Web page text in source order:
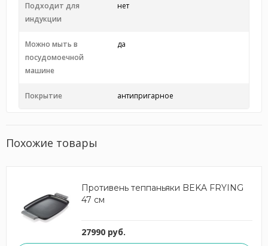
Подходит для
индукции
нет
Можно мыть в
посудомоечной
машине
да
Покрытие антипригарное
Похожие товары
Противень теппаньяки BEKA FRYING
47 см
27990 руб.